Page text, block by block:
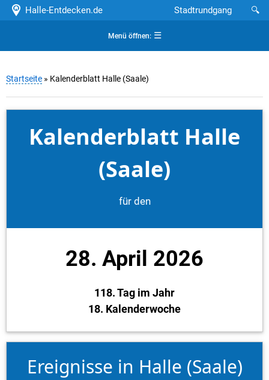
Halle-Entdecken.de 🔍
Stadtrundgang
Menü öffnen:☰
Startseite » Kalenderblatt Halle (Saale)
Kalenderblatt Halle
(Saale)
für den
28. April 2026
118. Tag im Jahr
18. Kalenderwoche
Ereignisse in Halle (Saale)